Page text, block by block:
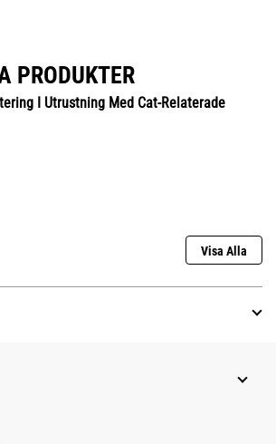
PRODUKTER
I Utrustning Med Cat-Relaterade
Visa Alla